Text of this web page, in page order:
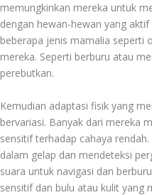
memungkinkan mereka untuk
dengan hewan-hewan yang
beberapa jenis mamalia seperti
mereka. Seperti berburu atau
perebutkan.
Kemudian adaptasi fisik yang
bervariasi. Banyak dari mereka
sensitif terhadap cahaya
dalam gelap dan mendeteksi
suara untuk navigasi dan
sensitif dan bulu atau kulit yang